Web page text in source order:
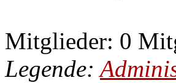
Mitglieder: 0
Legende: